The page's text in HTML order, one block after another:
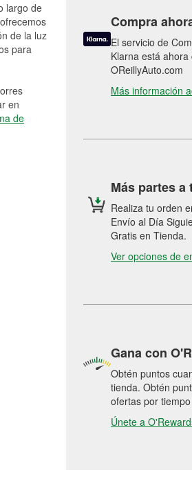
largo de
de la luz
para
en
de
Compra
El servicio de
Klarna está ahora
OReillyAuto.com
Más información
Más partes a
Realiza tu orden
Envío al Día
Gratis en Tienda.
Ver opciones de
Gana con
Obtén puntos
tienda. Obtén
ofertas por
Únete a